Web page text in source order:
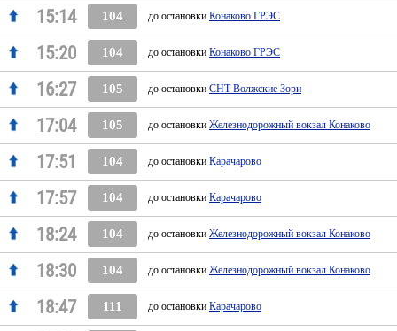
15:14 104 до остановки Конаково ГРЭС
15:20 104 до остановки Конаково ГРЭС
16:27 105 до остановки СНТ Волжские Зори
17:04 105 до остановки Железнодорожный вокзал Конаково
17:51 104 до остановки Карачарово
17:57 104 до остановки Карачарово
18:24 104 до остановки Железнодорожный вокзал Конаково
18:30 104 до остановки Железнодорожный вокзал Конаково
18:47 111 до остановки Карачарово